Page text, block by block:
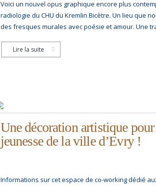
Voici un nouvel opus graphique encore plus
radiologie du CHU du Kremlin Bicètre. Un lieu que
des fresques murales avec poésie et amour. Une
Lire la suite
Une décoration artistique
jeunesse de la ville d’Evry !
Informations sur cet espace de co-working dédié